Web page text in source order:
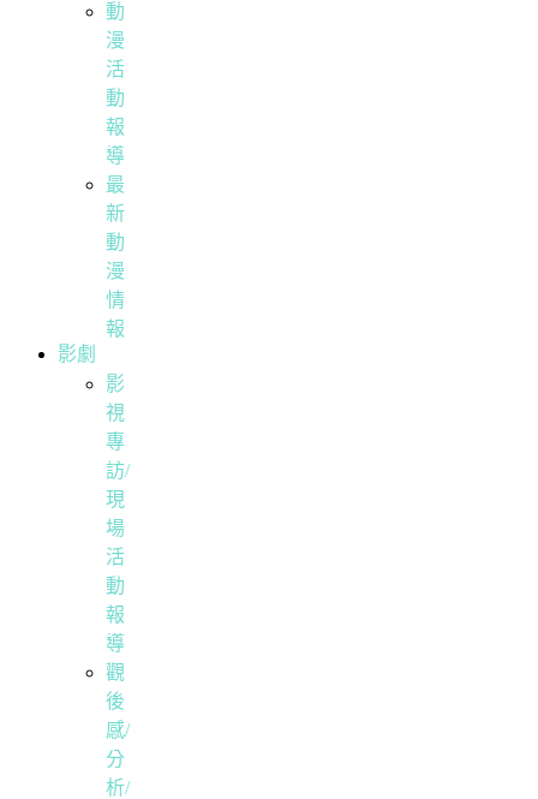
動
漫
活
動
報
導
最
新
動
漫
情
報
影劇
影
視
專
訪/
現
場
活
動
報
導
觀
後
感/
分
析/